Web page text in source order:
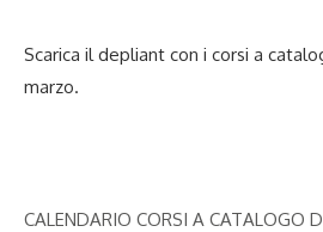
Scarica il depliant con i corsi a
marzo.
CALENDARIO CORSI A CATALOGO